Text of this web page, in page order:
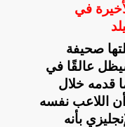
في
صحيفة
عالقًا في
قدمه خلال
اللاعب نفسه
بأنه